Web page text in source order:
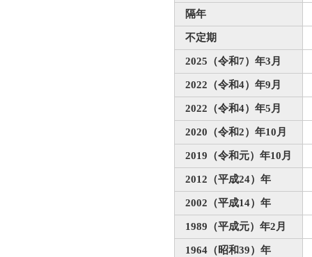
隔年
不定期
2025（令和7）年3月
2022（令和4）年9月
2022（令和4）年5月
2020（令和2）年10月
2019（令和元）年10月
2012（平成24）年
2002（平成14）年
1989（平成元）年2月
1964（昭和39）年